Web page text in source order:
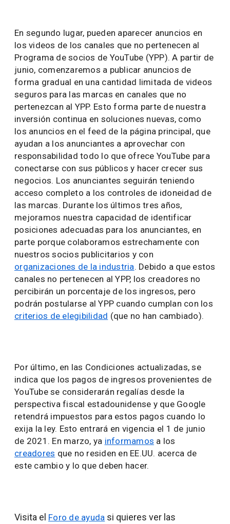
En segundo lugar, pueden aparecer anuncios en
los videos de los canales que no pertenecen al
Programa de socios de YouTube (YPP). A partir de
junio, comenzaremos a publicar anuncios de
forma gradual en una cantidad limitada de videos
seguros para las marcas en canales que no
pertenezcan al YPP. Esto forma parte de nuestra
inversión continua en soluciones nuevas, como
los anuncios en el feed de la página principal, que
ayudan a los anunciantes a aprovechar con
responsabilidad todo lo que ofrece YouTube para
conectarse con sus públicos y hacer crecer sus
negocios. Los anunciantes seguirán teniendo
acceso completo a los controles de idoneidad de
las marcas. Durante los últimos tres años,
mejoramos nuestra capacidad de identificar
posiciones adecuadas para los anunciantes, en
parte porque colaboramos estrechamente con
nuestros socios publicitarios y con
organizaciones de la industria. Debido a que estos
canales no pertenecen al YPP, los creadores no
percibirán un porcentaje de los ingresos, pero
podrán postularse al YPP cuando cumplan con los
criterios de elegibilidad (que no han cambiado).
Por último, en las Condiciones actualizadas, se
indica que los pagos de ingresos provenientes de
YouTube se considerarán regalías desde la
perspectiva fiscal estadounidense y que Google
retendrá impuestos para estos pagos cuando lo
exija la ley. Esto entrará en vigencia el 1 de junio
de 2021. En marzo, ya informamos a los
creadores que no residen en EE.UU. acerca de
este cambio y lo que deben hacer.
Visita el Foro de ayuda si quieres ver las